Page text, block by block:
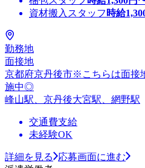
資材搬入スタッフ 時給
勤務地
面接地
京都府京丹後市※こちらは面接
施中◎
峰山駅、京丹後大宮駅、網野駅
交通費支給
未経験OK
詳細を見る
応募画面に進む